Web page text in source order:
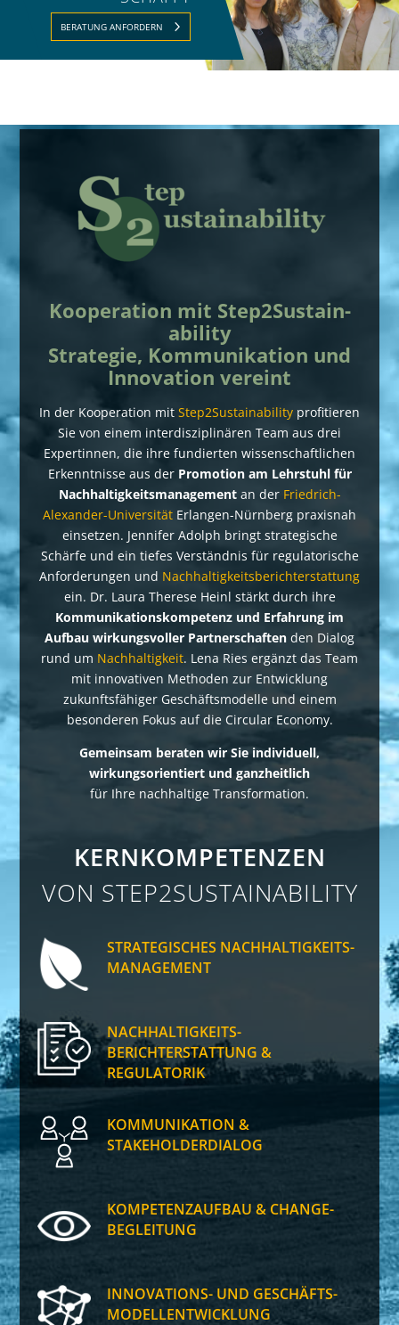
BERATUNG ANFORDERN
Kooperation mit Step2­Sustain­
ability
Strategie, Kommunikation und
Innovation vereint
In der Kooperation mit Step2Sustainability profitieren
Sie von einem interdisziplinären Team aus drei
Expertinnen, die ihre fundierten wissenschaftlichen
Erkenntnisse aus der Promotion am Lehrstuhl für
Nachhaltigkeitsmanagementan der Friedrich-
Alexander-Universität Erlangen-Nürnberg praxisnah
einsetzen. Jennifer Adolph bringt strategische
Schärfe und ein tiefes Verständnis für regulatorische
Anforderungen und Nachhaltigkeitsberichterstattung
ein. Dr. Laura Therese Heinl stärkt durch ihre
Kommunikationskompetenz und Erfahrung im
Aufbau wirkungsvoller Partnerschaften den Dialog
rund um Nachhaltigkeit. Lena Ries ergänzt das Team
mit innovativen Methoden zur Entwicklung
zukunftsfähiger Geschäftsmodelle und einem
besonderen Fokus auf die Circular Economy.
Gemeinsam beraten wir Sie individuell,
wirkungsorientiert und ganzheitlich
für Ihre nachhaltige Transformation.
KERN­KOMPE­TENZEN
VON STEP2SUSTAINABILITY
STRATEGISCHES NACHHALTIGKEITS­
MANAGEMENT
NACHHALTIGKEITS­
BERICHTERSTATTUNG &
REGULATORIK
KOMMUNIKATION &
STAKEHOLDERDIALOG
KOMPETENZAUFBAU & CHANGE-
BEGLEITUNG
INNOVATIONS- UND GESCHÄFTS­
MODELL­ENTWICKLUNG